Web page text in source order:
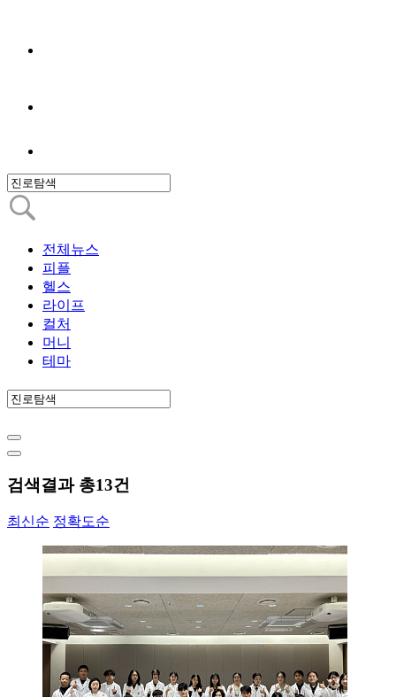
전체뉴스
피플
헬스
라이프
컬처
머니
테마
검색결과 총13건
최신순 정확도순